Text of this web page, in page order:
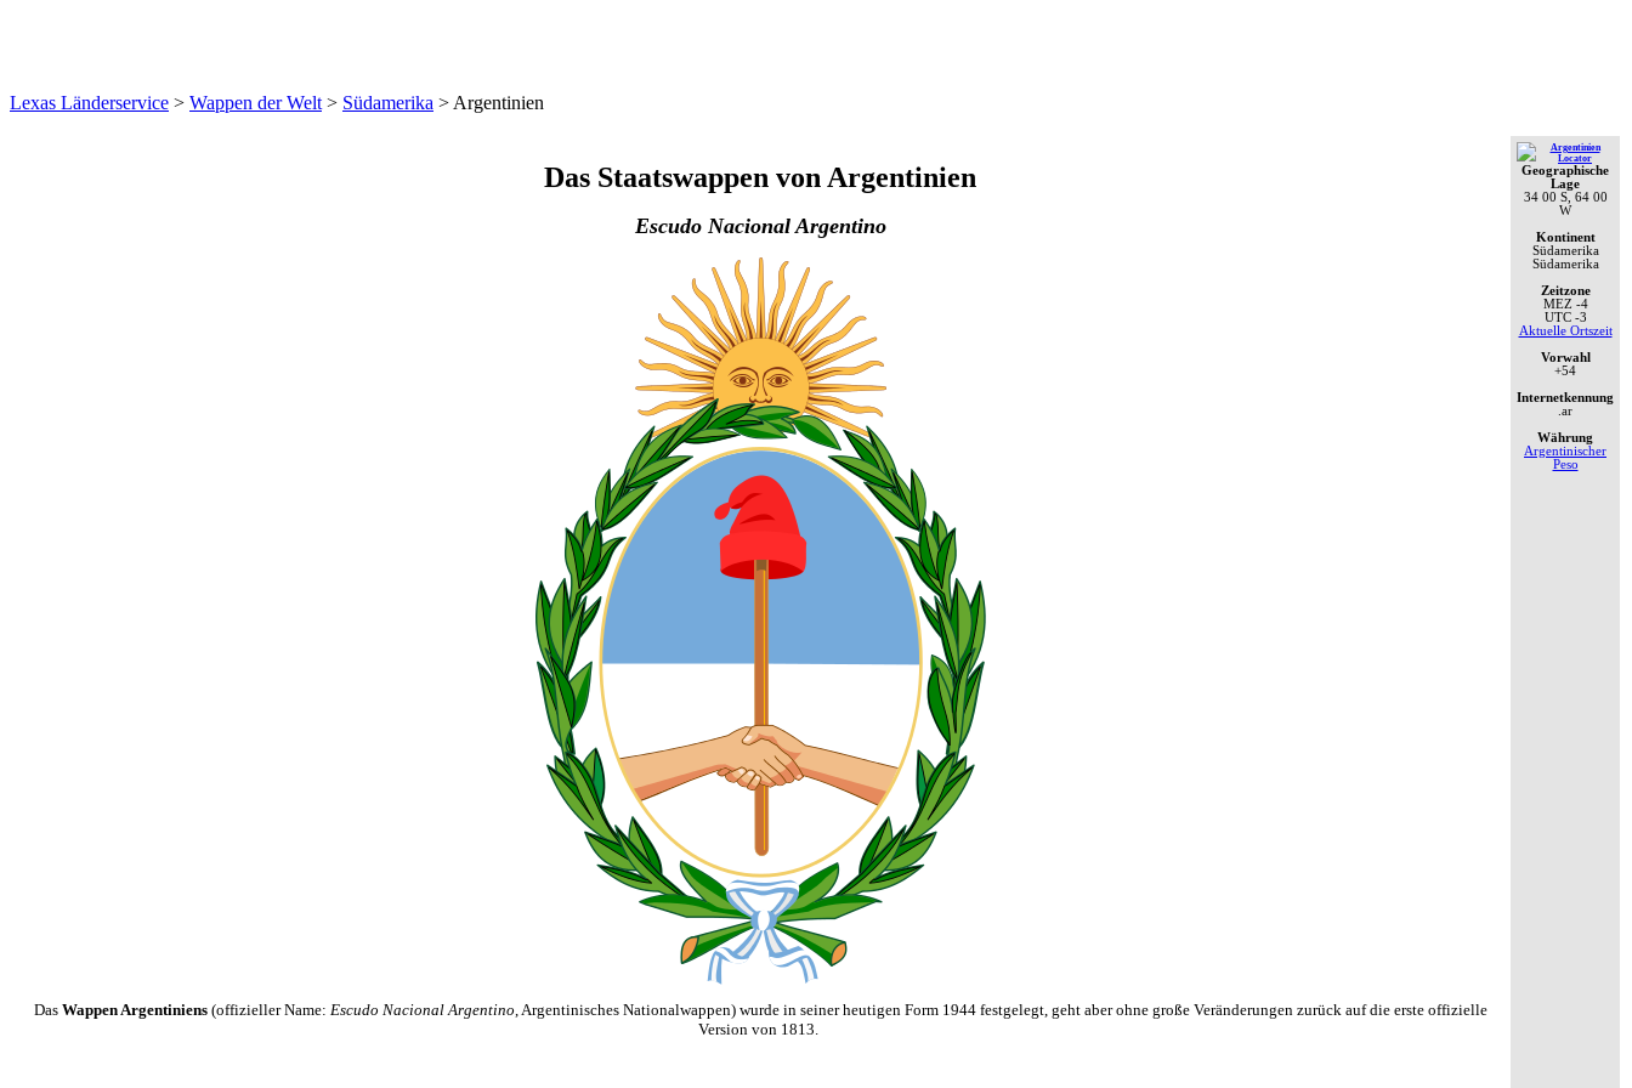
Lexas Länderservice > Wappen der Welt > Südamerika > Argentinien
Das Staatswappen von Argentinien
Escudo Nacional Argentino
Das Wappen Argentiniens(offizieller Name: Escudo Nacional Argentino, Argentinisches Nationalwappen) wurde in seiner heutigen Form 1944 festgelegt, geht aber ohne große Veränderungen zurück auf die erste offizielle
Version von 1813.
Geographische
Lage
34 00 S, 64 00
W
Kontinent
Südamerika
Südamerika
Zeitzone
MEZ -4
UTC -3
Aktuelle Ortszeit
Vorwahl
+54
Internetkennung
.ar
Währung
Argentinischer
Peso